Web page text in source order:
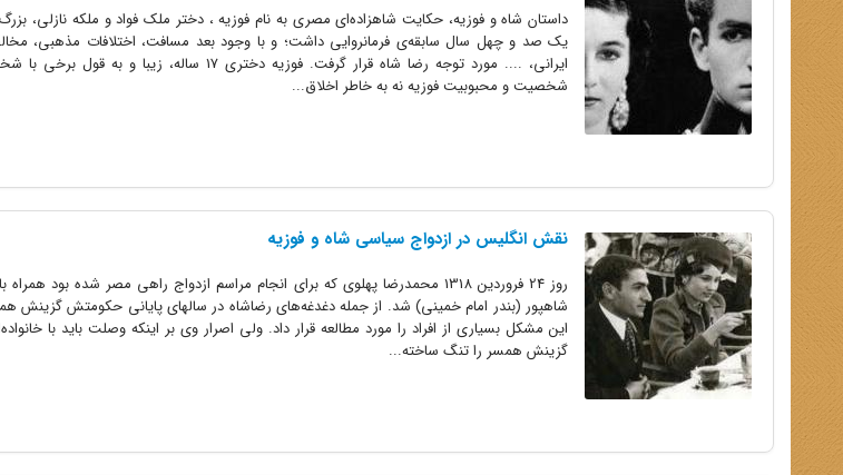
داستان شاه و فوزیه، حکایت شاهزاده‌ای مصری به نام فوزیه ، دختر ملک فواد و ملکه نازلی،
یک صد و چهل سال سابقه‌ی فرمانروایی داشت؛ و با وجود بعد مسافت، اختلافات مذهبی،
ایرانی، .... مورد توجه رضا شاه قرار گرفت. فوزیه دختری
شخصیت و محبوبیت فوزیه نه به خاطر اخلاق...
نقش انگلیس در ازدواج سیاسی شاه و فوزیه
روز 24 فروردین 1318 محمدرضا پهلوی که برای انجام مراسم ازدواج راهی مصر شده بود
شاهپور (بندر امام خمینی) شد. از جمله دغدغه‌های رضاشاه در سالهای پایانی حکومتش گزینش
این مشکل بسیاری از افراد را مورد مطالعه قرار داد. ولی اصرار وی بر اینکه وصلت باید با
گزینش همسر را تنگ ساخته...